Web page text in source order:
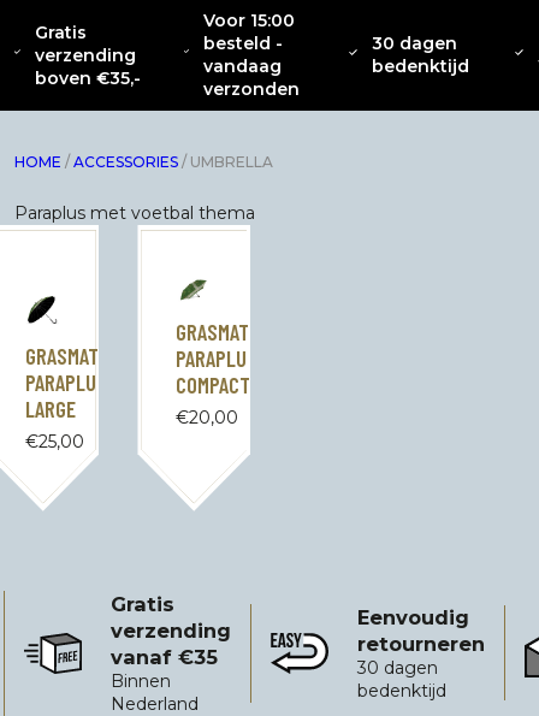
Gratis
verzending
boven €35,-
Voor 15:00
besteld -
vandaag
verzonden
30 dagen
bedenktijd
OVER
ONS
NIEUW
CATENACCIO
COLLECTIE
KLEDING INTERIEUR
HOME / ACCESSORIES / UMBRELLA
Paraplus met voetbal thema
GRASMAT
PARAPLU
LARGE
€25,00
GRASMAT
PARAPLU
COMPACT
€20,00
Gratis
verzending
vanaf €35
Binnen
Nederland
Gratis verzending vanaf €35
Eenvoudig
retourneren
30 dagen
bedenktijd
Eenvoudig retourneren